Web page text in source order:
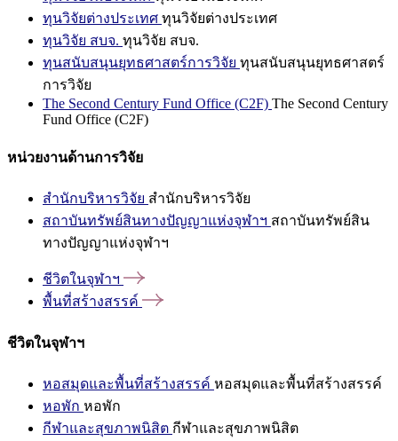
ทุนวิจัยต่างประเทศ ทุนวิจัยต่างประเทศ
ทุนวิจัย สบจ. ทุนวิจัย สบจ.
ทุนสนับสนุนยุทธศาสตร์การวิจัย ทุนสนับสนุนยุทธศาสตร์
การวิจัย
The Second Century Fund Office (C2F) The Second Century
Fund Office (C2F)
หน่วยงานด้านการวิจัย
สำนักบริหารวิจัย สำนักบริหารวิจัย
สถาบันทรัพย์สินทางปัญญาแห่งจุฬาฯ สถาบันทรัพย์สิน
ทางปัญญาแห่งจุฬาฯ
ชีวิตในจุฬาฯ
พื้นที่สร้างสรรค์
ชีวิตในจุฬาฯ
หอสมุดและพื้นที่สร้างสรรค์ หอสมุดและพื้นที่สร้างสรรค์
หอพัก หอพัก
กีฬาและสุขภาพนิสิต กีฬาและสุขภาพนิสิต